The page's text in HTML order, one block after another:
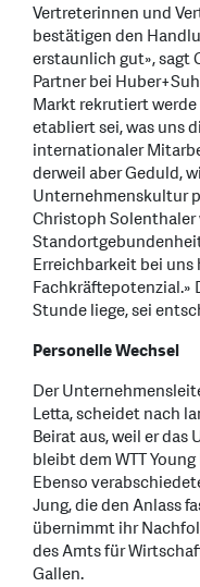
Vertreterinnen und
bestätigen den
erstaunlich gut», sagt
Partner bei
Markt rekrutiert
etabliert sei, was uns
internationaler
derweil aber Geduld,
Unternehmenskultur
Christoph Solenthaler
Erreichbarkeit bei
Fachkräftepotenzial.»
Stunde liege, sei
Personelle Wechsel
Der
Letta, scheidet nach
Beirat aus, weil er das
bleibt dem WTT
Ebenso
Jung, die den Anlass
übernimmt ihr
des Amts für
Gallen.